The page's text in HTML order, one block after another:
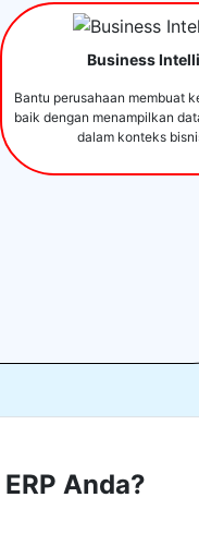
Business
Bantu perusahaan membuat
baik dengan menampilkan
dalam konteks
Anda?